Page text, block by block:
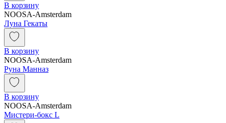
В корзину
NOOSA-Amsterdam
Луна Гекаты
В корзину
NOOSA-Amsterdam
Руна Манназ
В корзину
NOOSA-Amsterdam
Мистери-бокс L